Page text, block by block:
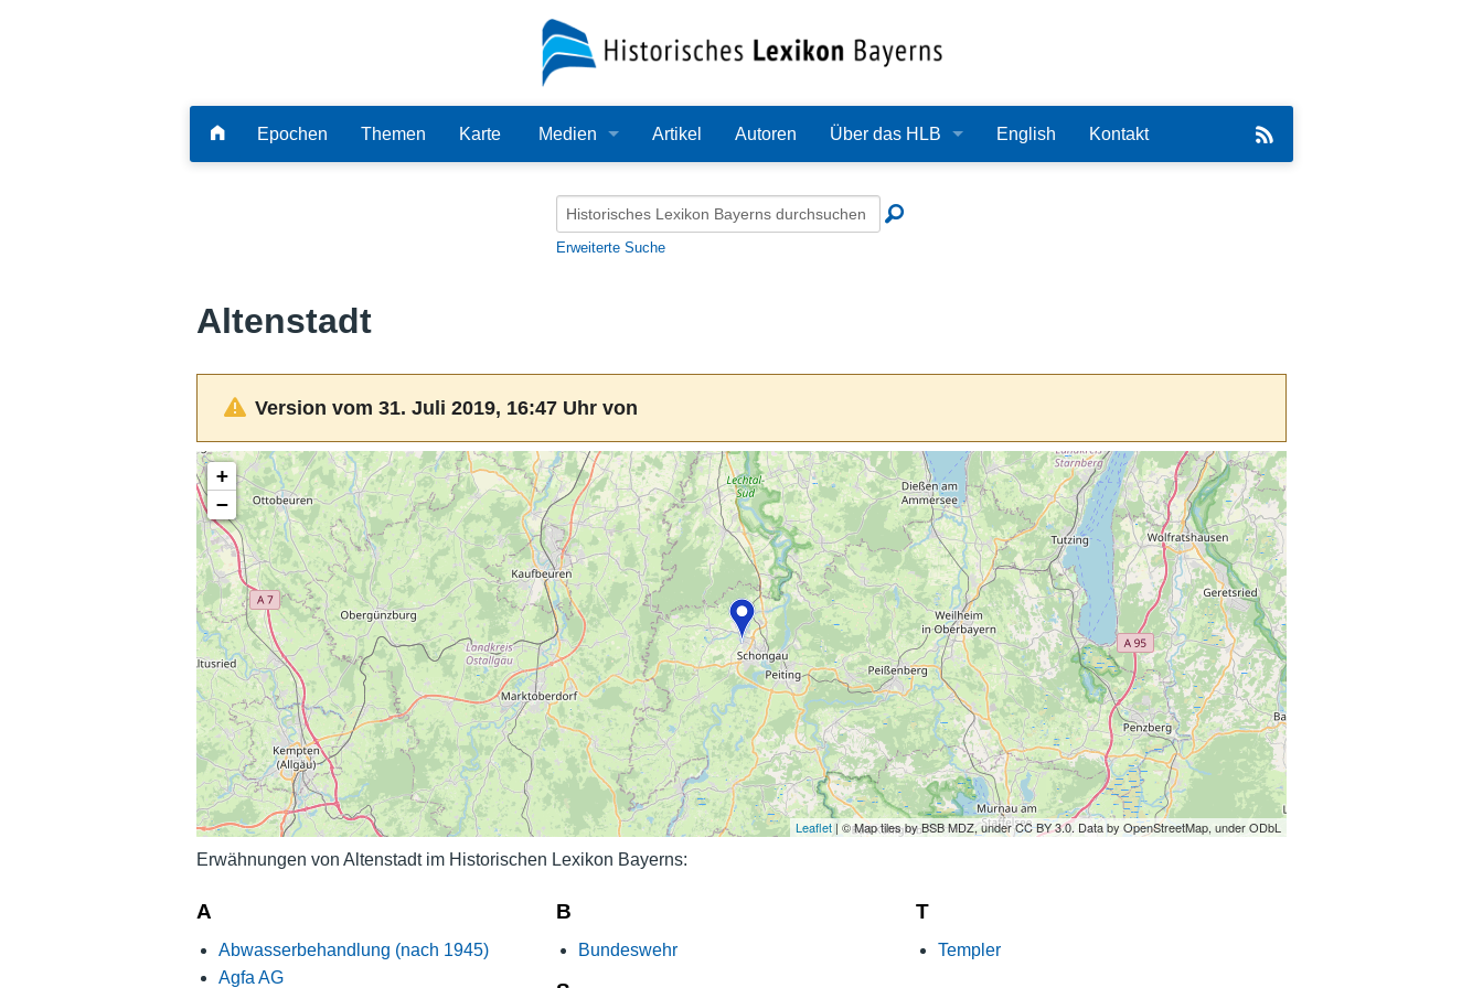
Epochen Themen Karte Medien
Audio
Artikel Autoren Über das HLB
Redaktion
Häufige Fragen
Nutzungshinweise
English Kontakt
Erweiterte Suche
Altenstadt
Version vom 31. Juli 2019, 16:47 Uhr von
+
−
Leaflet | © Map tiles by BSB MDZ, under CC BY 3.0. Data by OpenStreetMap, under ODbL
Erwähnungen von Altenstadt im Historischen Lexikon Bayerns:
A
Abwasserbehandlung (nach 1945)
Agfa AG
B
Bundeswehr
T
Templer